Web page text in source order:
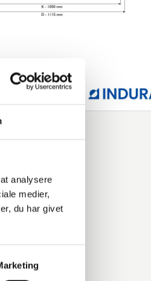
analysere
medier,
du har givet